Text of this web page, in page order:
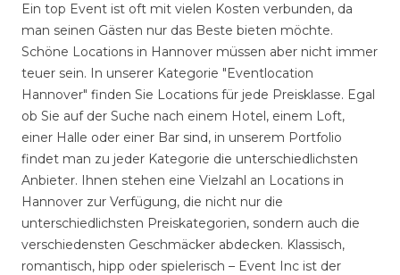
Ein top Event ist oft mit vielen Kosten verbunden, da
man seinen Gästen nur das Beste bieten möchte.
Schöne Locations in Hannover müssen aber nicht immer
teuer sein. In unserer Kategorie "Eventlocation
Hannover" finden Sie Locations für jede Preisklasse. Egal
ob Sie auf der Suche nach einem Hotel, einem Loft,
einer Halle oder einer Bar sind, in unserem Portfolio
findet man zu jeder Kategorie die unterschiedlichsten
Anbieter. Ihnen stehen eine Vielzahl an Locations in
Hannover zur Verfügung, die nicht nur die
unterschiedlichsten Preiskategorien, sondern auch die
verschiedensten Geschmäcker abdecken. Klassisch,
romantisch, hipp oder spielerisch – Event Inc ist der